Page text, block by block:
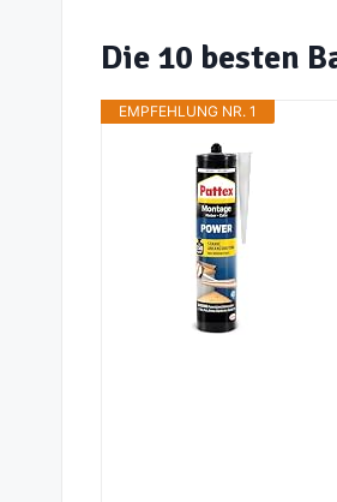
Die 10 besten
EMPFEHLUNG NR. 1